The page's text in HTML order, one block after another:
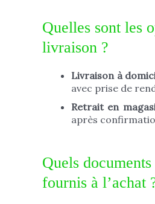
Quelles sont les
livraison ?
Livraison à
avec prise de
Retrait en
après
Quels documents
fournis à l’achat